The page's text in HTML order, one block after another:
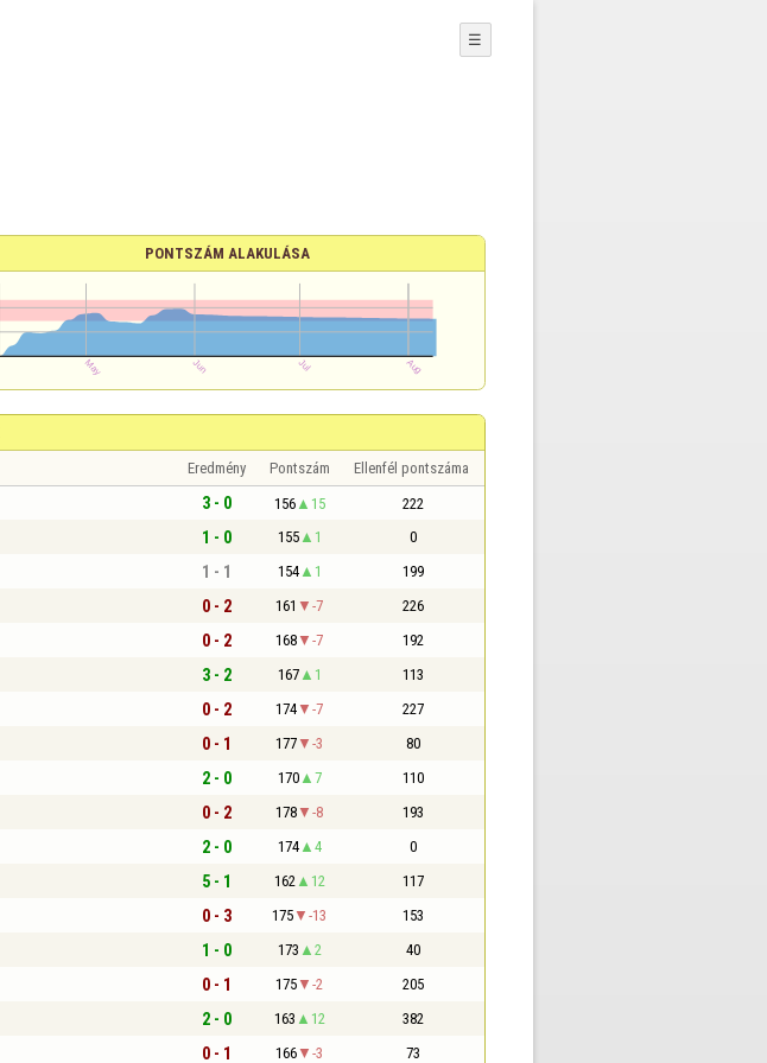
☰
PONTSZÁM ALAKULÁSA
Eredmény Pontszám Ellenfél pontszáma
3 - 0 156 15 222
1 - 0 155 1 0
1 - 1 154 1 199
0 - 2 161 -7 226
0 - 2 168 -7 192
3 - 2 167 1 113
0 - 2 174 -7 227
0 - 1 177 -3 80
2 - 0 170 7 110
0 - 2 178 -8 193
2 - 0 174 4 0
5 - 1 162 12 117
0 - 3 175 -13 153
1 - 0 173 2 40
0 - 1 175 -2 205
2 - 0 163 12 382
0 - 1 166 -3 73